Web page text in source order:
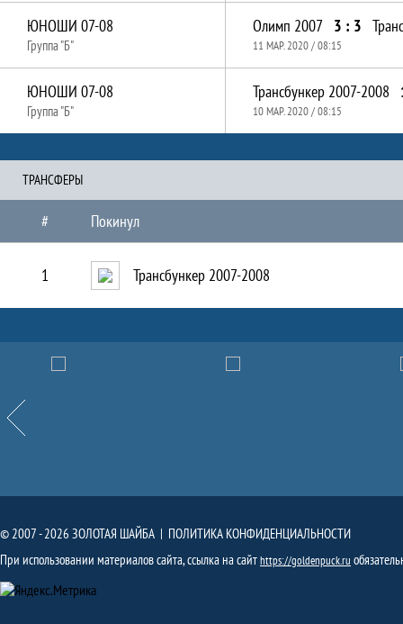
ЮНОШИ 07-08
Группа "Б"
Олимп 2007 3 : 3
11 МАР. 2020 / 08:15
ЮНОШИ 07-08
Группа "Б"
Трансбункер 2007-2008
10 МАР. 2020 / 08:15
ТРАНCФЕРЫ
# Покинул
1 Трансбункер 2007-2008
Назад
Партнёры
© 2007 - 2026 ЗОЛОТАЯ ШАЙБА | ПОЛИТИКА КОНФИДЕНЦИАЛЬНОСТИ
При использовании материалов сайта, ссылка на сайтhttps://goldenpuck.ru